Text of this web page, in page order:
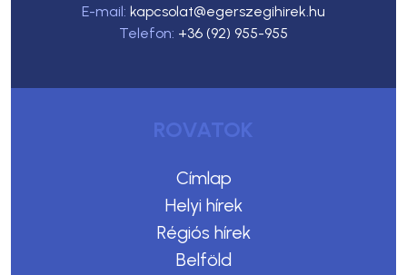
E-mail: kapcsolat@egerszegihirek.hu
Telefon: +36 (92) 955-955
ROVATOK
Címlap
Helyi hírek
Régiós hírek
Belföld